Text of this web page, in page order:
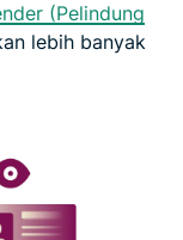
(Pelindung
lebih banyak